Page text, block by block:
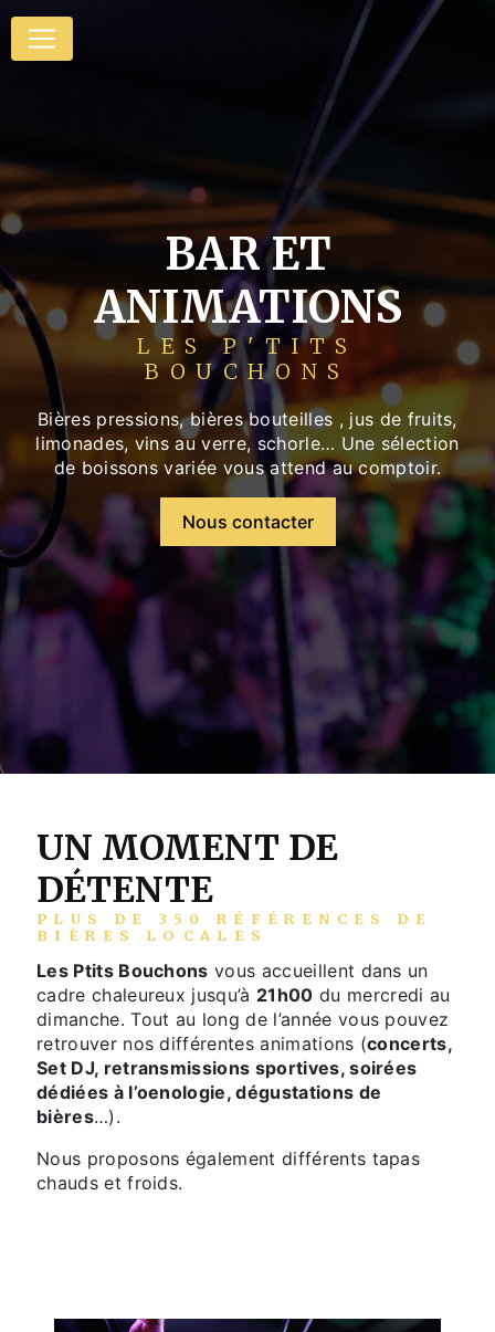
BAR ET
ANIMATIONS
LES P'TITS
BOUCHONS
Bières pressions, bières bouteilles , jus de fruits,
limonades, vins au verre, schorle… Une sélection
de boissons variée vous attend au comptoir.
Nous contacter
UN MOMENT DE
DÉTENTE
PLUS DE 350 RÉFÉRENCES DE
BIÈRES LOCALES
Les Ptits Bouchons vous accueillent dans un
cadre chaleureux jusqu’à 21h00 du mercredi au
dimanche. Tout au long de l’année vous pouvez
retrouver nos différentes animations (concerts,
Set DJ, retransmissions sportives, soirées
dédiées à l’oenologie, dégustations de
bières…).
Nous proposons également différents tapas
chauds et froids.
Panneau de gestion des cookies